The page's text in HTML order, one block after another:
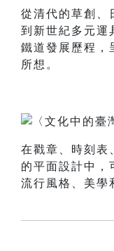
從清代的草創、
到新世紀多元運
鐵道發展歷程，
所想。
在戳章、時刻表
的平面設計中，
流行風格、美學